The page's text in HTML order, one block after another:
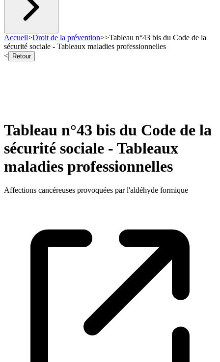
Accueil>Droit de la prévention>>Tableau n°43 bis du Code de la
sécurité sociale - Tableaux maladies professionnelles
<
Retour
Tableau n°43 bis du Code de la
sécurité sociale - Tableaux
maladies professionnelles
Affections cancéreuses provoquées par l'aldéhyde formique